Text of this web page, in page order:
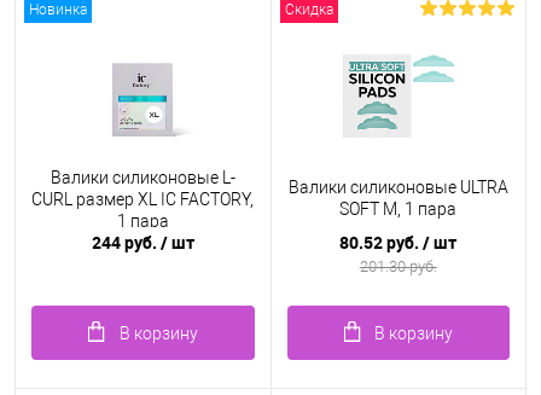
Новинка
Валики силиконовые L-
CURL размер XL IC FACTORY,
1 пара
244 руб. / шт
В корзину
Скидка
Валики силиконовые ULTRA
SOFT M, 1 пара
80.52 руб./ шт
201.30 руб.
В корзину